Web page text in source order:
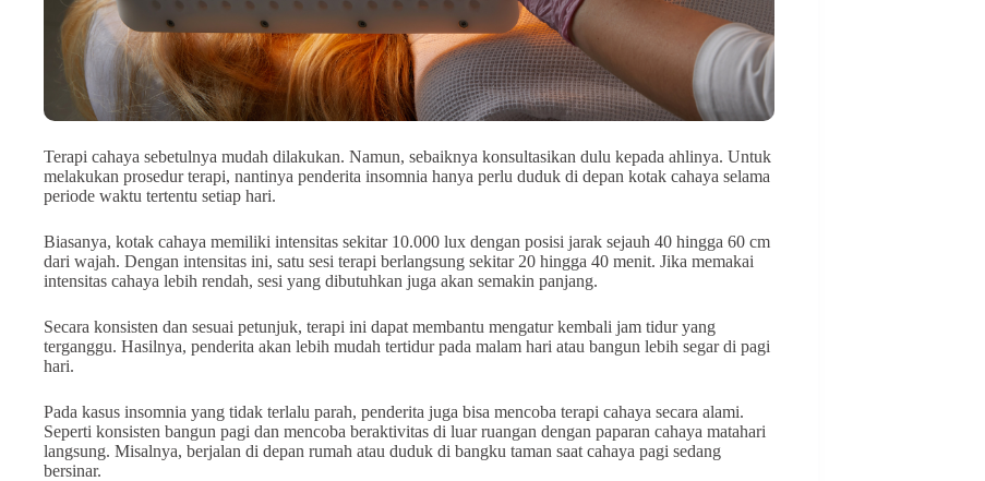
Terapi cahaya sebetulnya mudah dilakukan. Namun, sebaiknya konsultasikan dulu kepada ahlinya. Untuk
melakukan prosedur terapi, nantinya penderita insomnia hanya perlu duduk di depan kotak cahaya selama
periode waktu tertentu setiap hari.
Biasanya, kotak cahaya memiliki intensitas sekitar 10.000 lux dengan posisi jarak sejauh 40 hingga 60 cm
dari wajah. Dengan intensitas ini, satu sesi terapi berlangsung sekitar 20 hingga 40 menit. Jika memakai
intensitas cahaya lebih rendah, sesi yang dibutuhkan juga akan semakin panjang.
Secara konsisten dan sesuai petunjuk, terapi ini dapat membantu mengatur kembali jam tidur yang
terganggu. Hasilnya, penderita akan lebih mudah tertidur pada malam hari atau bangun lebih segar di pagi
hari.
Pada kasus insomnia yang tidak terlalu parah, penderita juga bisa mencoba terapi cahaya secara alami.
Seperti konsisten bangun pagi dan mencoba beraktivitas di luar ruangan dengan paparan cahaya matahari
langsung. Misalnya, berjalan di depan rumah atau duduk di bangku taman saat cahaya pagi sedang
bersinar.